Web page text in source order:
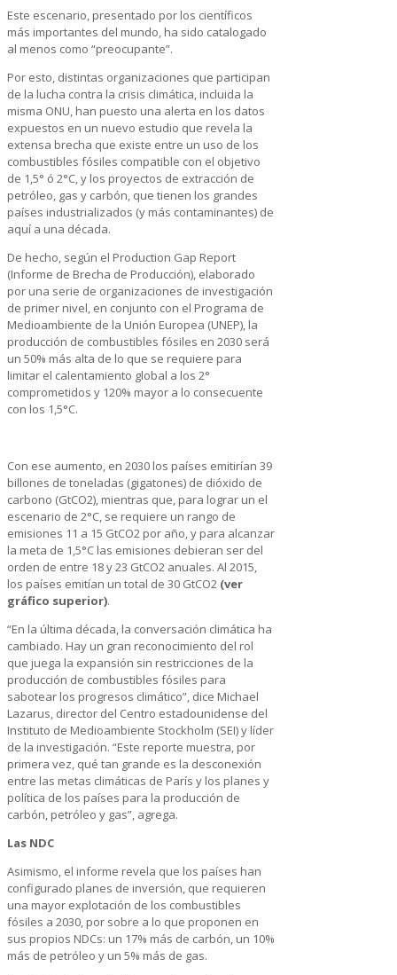
Este escenario, presentado por los científicos
más importantes del mundo, ha sido catalogado
al menos como “preocupante”.
Por esto, distintas organizaciones que participan
de la lucha contra la crisis climática, incluida la
misma ONU, han puesto una alerta en los datos
expuestos en un nuevo estudio que revela la
extensa brecha que existe entre un uso de los
combustibles fósiles compatible con el objetivo
de 1,5° ó 2°C, y los proyectos de extracción de
petróleo, gas y carbón, que tienen los grandes
países industrializados (y más contaminantes) de
aquí a una década.
De hecho, según el Production Gap Report
(Informe de Brecha de Producción), elaborado
por una serie de organizaciones de investigación
de primer nivel, en conjunto con el Programa de
Medioambiente de la Unión Europea (UNEP), la
producción de combustibles fósiles en 2030 será
un 50% más alta de lo que se requiere para
limitar el calentamiento global a los 2°
comprometidos y 120% mayor a lo consecuente
con los 1,5°C.
Con ese aumento, en 2030 los países emitirían 39
billones de toneladas (gigatones) de dióxido de
carbono (GtCO2), mientras que, para lograr un el
escenario de 2°C, se requiere un rango de
emisiones 11 a 15 GtCO2 por año, y para alcanzar
la meta de 1,5°C las emisiones debieran ser del
orden de entre 18 y 23 GtCO2 anuales. Al 2015,
los países emitían un total de 30 GtCO2 (ver
gráfico superior).
“En la última década, la conversación climática ha
cambiado. Hay un gran reconocimiento del rol
que juega la expansión sin restricciones de la
producción de combustibles fósiles para
sabotear los progresos climático”, dice Michael
Lazarus, director del Centro estadounidense del
Instituto de Medioambiente Stockholm (SEI) y líder
de la investigación. “Este reporte muestra, por
primera vez, qué tan grande es la desconexión
entre las metas climáticas de París y los planes y
política de los países para la producción de
carbón, petróleo y gas”, agrega.
Las NDC
Asimismo, el informe revela que los países han
configurado planes de inversión, que requieren
una mayor explotación de los combustibles
fósiles a 2030, por sobre a lo que proponen en
sus propios NDCs: un 17% más de carbón, un 10%
más de petróleo y un 5% más de gas.